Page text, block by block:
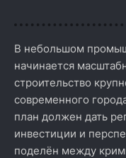
В небольшом
начинается
строительство
современного
план должен дать
инвестиции и
поделён между